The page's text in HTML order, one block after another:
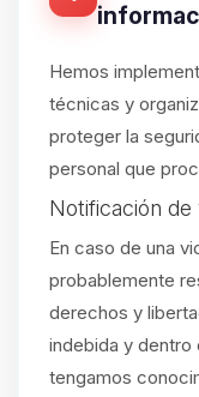
Hemos
técnicas y
proteger la
personal que
Notificación de
En caso de una
probablemente
derechos y
indebida y dentro
tengamos